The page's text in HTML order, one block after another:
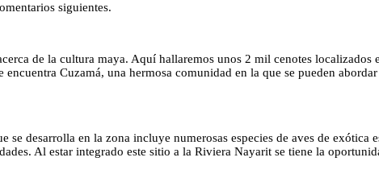
siguientes.
de la cultura maya. Aquí hallaremos unos 2 mil cenotes localizados
Cuzamá, una hermosa comunidad en la que se pueden
desarrolla en la zona incluye numerosas especies de aves de exótica
Al estar integrado este sitio a la Riviera Nayarit se tiene la